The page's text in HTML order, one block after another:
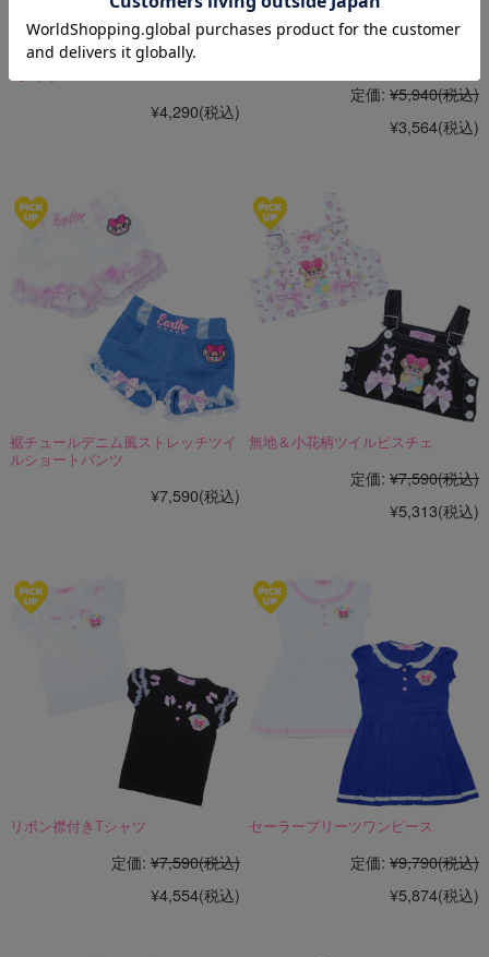
マフィープリントラグランスリーブ
Tシャツ
¥4,290(税込)
定価: ¥5,940(税込)
¥3,564(税込)
裾チュールデニム風ストレッチツイ
ルショートパンツ
¥7,590(税込)
無地＆小花柄ツイルビスチェ
定価: ¥7,590(税込)
¥5,313(税込)
リボン襟付きTシャツ
定価: ¥7,590(税込)
¥4,554(税込)
セーラープリーツワンピース
定価: ¥9,790(税込)
¥5,874(税込)